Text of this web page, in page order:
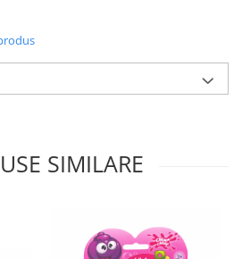
SIMILARE